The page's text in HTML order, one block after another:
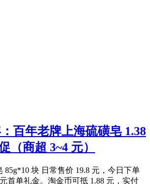
百年老牌上海硫磺皂 1.38
（商超 3~4 元）
85g*10 块 日常售价 19.8 元，今日下单
首单礼金。淘金币可抵 1.88 元，实付